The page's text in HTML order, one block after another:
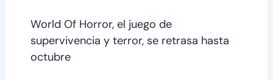
World Of Horror, el juego de
supervivencia y terror, se retrasa hasta
octubre